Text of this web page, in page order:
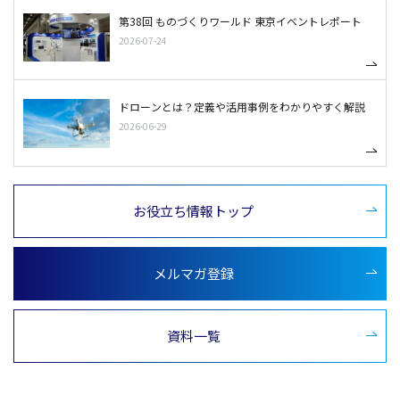
第38回 ものづくりワールド 東京イベントレポート
2026-07-24
ドローンとは？定義や活用事例をわかりやすく解説
2026-06-29
お役立ち情報トップ
メルマガ登録
資料一覧